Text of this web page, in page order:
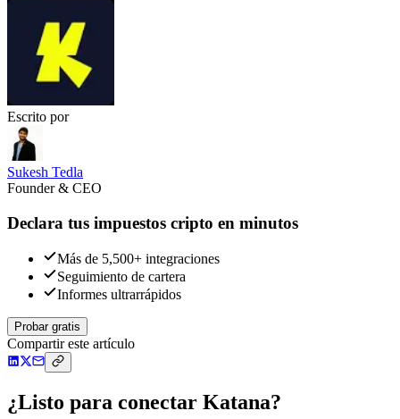
Escrito por
Sukesh Tedla
Founder & CEO
Declara tus impuestos cripto en minutos
Más de 5,500+ integraciones
Seguimiento de cartera
Informes ultrarrápidos
Probar gratis
Compartir este artículo
¿Listo para conectar Katana?